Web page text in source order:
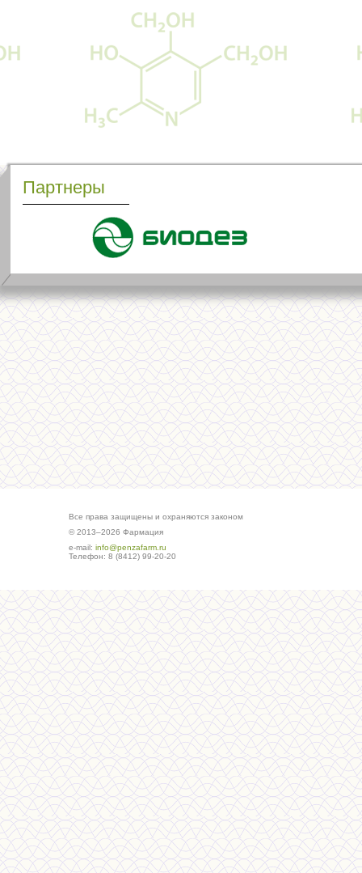
Партнеры
Все права защищены и охраняются законом
© 2013–2026 Фармация
е-mail: info@penzafarm.ru
Телефон: 8 (8412) 99-20-20
Сделано в студии ws-global.ru